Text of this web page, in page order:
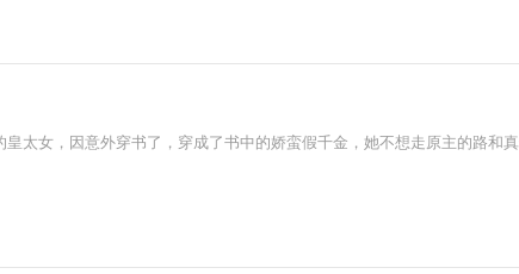
太女，因意外穿书了，穿成了书中的娇蛮假千金，她不想走原主的路